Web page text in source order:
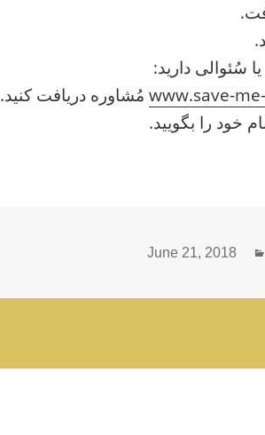
سُئوالی دارید:
www.save- مُشاوره دریافت کنید.
خود را بگویید.
June 21, 2018Categories